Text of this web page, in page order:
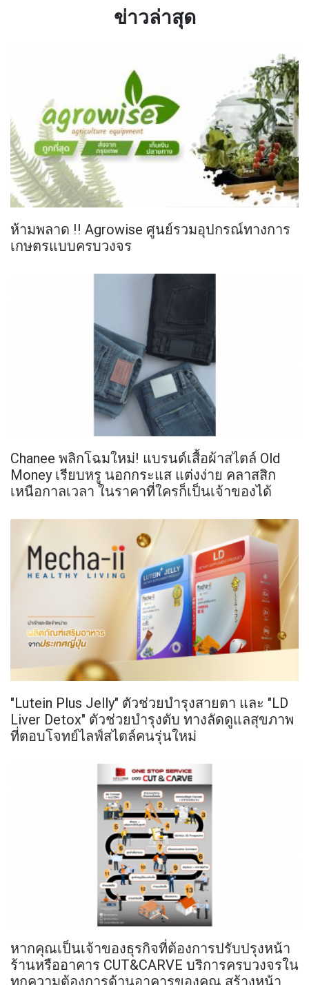
ข่าวล่าสุด
ห้ามพลาด !! Agrowise ศูนย์รวมอุปกรณ์ทางการ
เกษตรแบบครบวงจร
Chanee พลิกโฉมใหม่! แบรนด์เสื้อผ้าสไตล์ Old
Money เรียบหรู นอกกระแส แต่งง่าย คลาสสิก
เหนือกาลเวลา ในราคาที่ใครก็เป็นเจ้าของได้
"Lutein Plus Jelly" ตัวช่วยบำรุงสายตา และ "LD
Liver Detox" ตัวช่วยบำรุงตับ ทางลัดดูแลสุขภาพ
ที่ตอบโจทย์ไลฟ์สไตล์คนรุ่นใหม่
หากคุณเป็นเจ้าของธุรกิจที่ต้องการปรับปรุงหน้า
ร้านหรืออาคาร CUT&CARVE บริการครบวงจรใน
ทุกความต้องการด้านอาคารของคุณ สร้างหน้า